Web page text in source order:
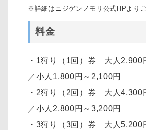
※詳細はニジゲンノモリ公式HPより
料金
・1狩り（1回）券 大人2,900
／小人1,800円～2,100円
・2狩り（2回）券 大人4,300
／小人2,800円～3,200円
・3狩り（3回）券 大人5,200